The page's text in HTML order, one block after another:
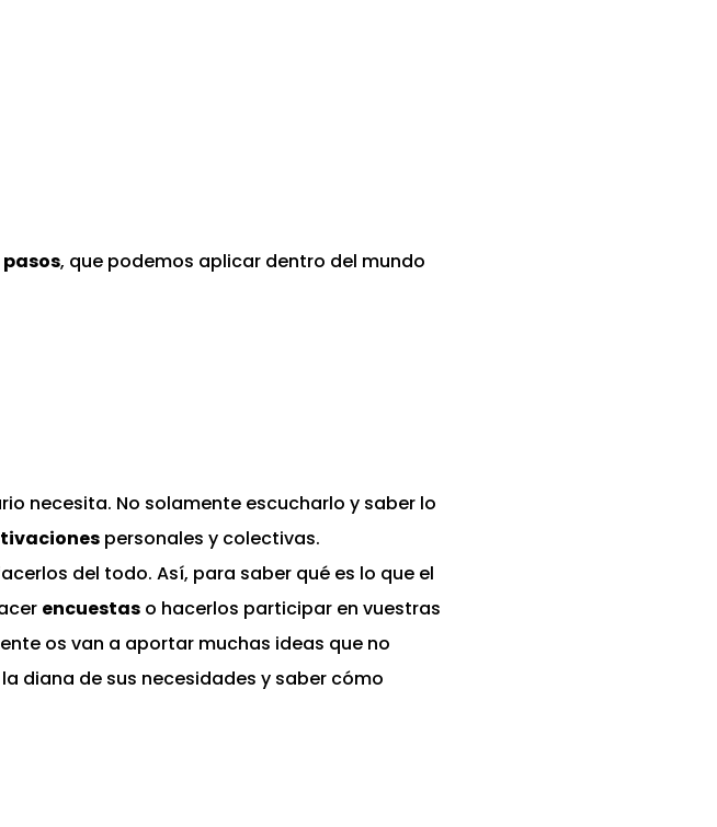
pasos, que podemos aplicar dentro del mundo
necesita. No solamente escucharlo y saber lo
personales y colectivas.
del todo. Así, para saber qué es lo que el
encuestas o hacerlos participar en vuestras
os van a aportar muchas ideas que no
diana de sus necesidades y saber cómo